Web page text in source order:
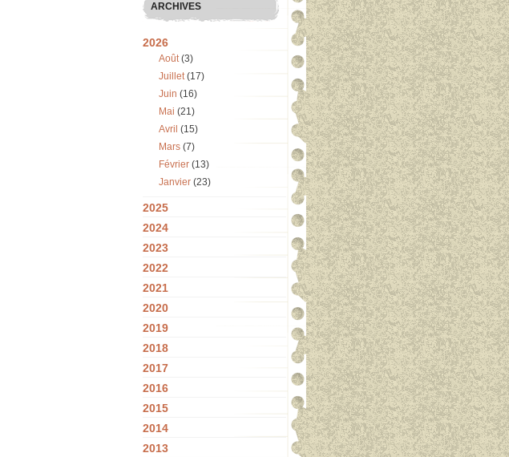
ARCHIVES
2026
Août(3)
Juillet(17)
Juin (16)
Mai (21)
Avril (15)
Mars (7)
Février (13)
Janvier (23)
2025
2024
2023
2022
2021
2020
2019
2018
2017
2016
2015
2014
2013